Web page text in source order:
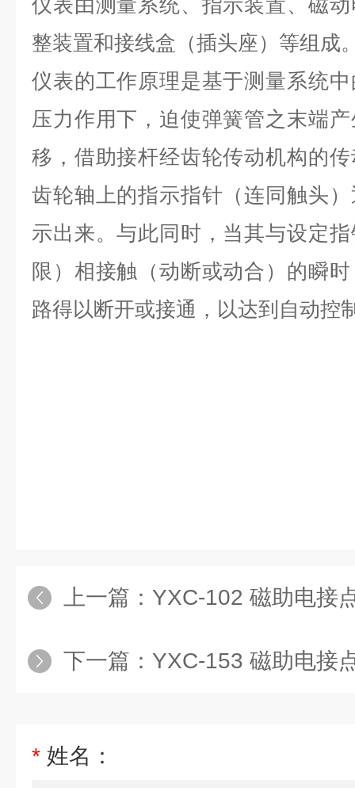
仪表由测量系统、指示装置、磁
整装置和接线盒（插头座）等组成
仪表的工作原理是基于测量系统
压力作用下，迫使弹簧管之末端
移，借助接杆经齿轮传动机构的
齿轮轴上的指示指针（连同触头
示出来。与此同时，当其与设定
限）相接触（动断或动合）的瞬
路得以断开或接通，以达到自动控
上一篇： YXC-102 磁助电接点压
下一篇： YXC-153 磁助电接点压
* 姓名：